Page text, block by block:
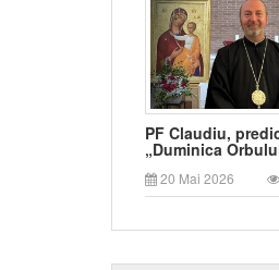
PF Claudiu,
„Duminica
20 Mai 2026